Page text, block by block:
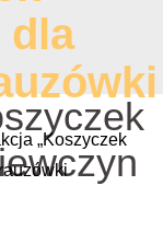
dla
„Koszyczek